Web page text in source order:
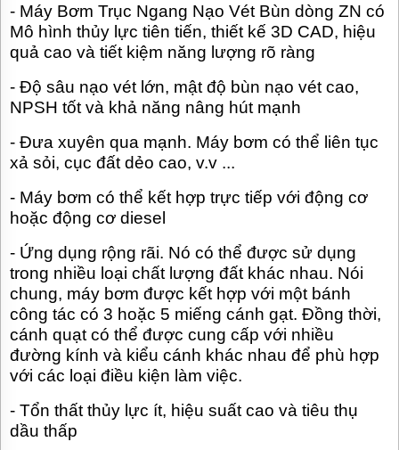
- Máy Bơm Trục Ngang Nạo Vét Bùn dòng ZN có
Mô hình thủy lực tiên tiến, thiết kế 3D CAD, hiệu
quả cao và tiết kiệm năng lượng rõ ràng
- Độ sâu nạo vét lớn, mật độ bùn nạo vét cao,
NPSH tốt và khả năng nâng hút mạnh
- Đưa xuyên qua mạnh. Máy bơm có thể liên tục
xả sỏi, cục đất dẻo cao, v.v ...
- Máy bơm có thể kết hợp trực tiếp với động cơ
hoặc động cơ diesel
- Ứng dụng rộng rãi. Nó có thể được sử dụng
trong nhiều loại chất lượng đất khác nhau. Nói
chung, máy bơm được kết hợp với một bánh
công tác có 3 hoặc 5 miếng cánh gạt. Đồng thời,
cánh quạt có thể được cung cấp với nhiều
đường kính và kiểu cánh khác nhau để phù hợp
với các loại điều kiện làm việc.
- Tổn thất thủy lực ít, hiệu suất cao và tiêu thụ
dầu thấp